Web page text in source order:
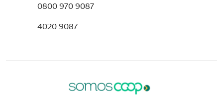
0800 970 9087
4020 9087